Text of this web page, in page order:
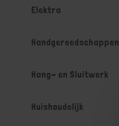
Elektra
Handgereedschappen
Hang- en Sluitwerk
Huishoudelijk